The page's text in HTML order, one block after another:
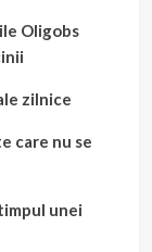
Oligobs
zilnice
care nu se
unei